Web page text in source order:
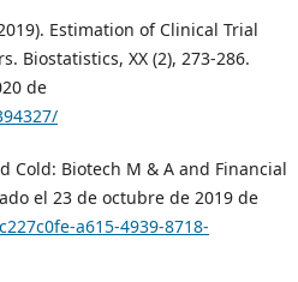
Estimation of Clinical Trial
Biostatistics, XX (2), 273-286.
de
Cold: Biotech M & A and Financial
el 23 de octubre de 2019 de
a615-4939-8718-